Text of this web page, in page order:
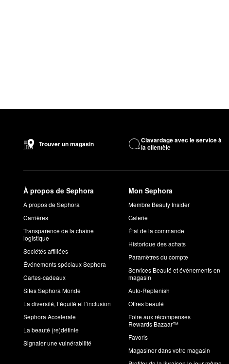
Trouver un magasin
Clavardage avec le service à
la clientèle
À propos de Sephora
À propos de Sephora
Carrières
Transparence de la chaîne
logistique
Sociétés affiliées
Événements spéciaux Sephora
Cartes-cadeaux
Sites Sephora Monde
La diversité, l’équité et l’inclusion
Sephora Accelerate
La beauté (re)définie
Signaler une vulnérabilité
Mon Sephora
Membre Beauty Insider
Galerie
État de la commande
Historique des achats
Paramètres du compte
Services Beauté et événements en
magasin
Auto-Replenish
Offres beauté
Foire aux récompenses
Rewards Bazaar™
Favoris
Magasiner dans votre magasin